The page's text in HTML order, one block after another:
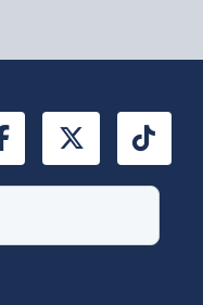
FacebookTwitter